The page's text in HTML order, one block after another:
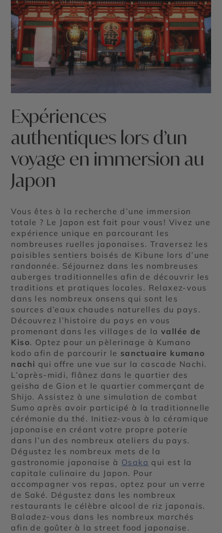
Expériences
authentiques lors d’un
voyage en immersion au
Japon
Vous êtes à la recherche d’une immersion
totale ? Le Japon est fait pour vous! Vivez une
expérience unique en parcourant les
nombreuses ruelles japonaises. Traversez les
paisibles sentiers boisés de Kibune lors d’une
randonnée. Séjournez dans les nombreuses
auberges traditionnelles afin de découvrir les
traditions et pratiques locales. Relaxez-vous
dans les nombreux onsens qui sont les
sources d’eaux chaudes naturelles du pays.
Découvrez l’histoire du pays en vous
promenant dans les villages de la vallée de
Kiso. Optez pour un pèlerinage à Kumano
kodo afin de parcourir le sanctuaire kumano
nachi qui offre une vue sur la cascade Nachi.
L’après-midi, flânez dans le quartier des
geisha de Gion et le quartier commerçant de
Shijo. Assistez à une simulation de combat
Sumo après avoir participé à la traditionnelle
cérémonie du thé. Initiez-vous à la céramique
japonaise en créant votre propre poterie
dans l’un des nombreux ateliers du pays.
Dégustez les nombreux mets de la
gastronomie japonaise à Osaka qui est la
capitale culinaire du Japon. Pour
accompagner vos repas, optez pour un verre
de Saké. Dégustez dans les nombreux
restaurants le célèbre alcool de riz japonais.
Baladez-vous dans les nombreux marchés
afin de goûter à la street food japonaise.